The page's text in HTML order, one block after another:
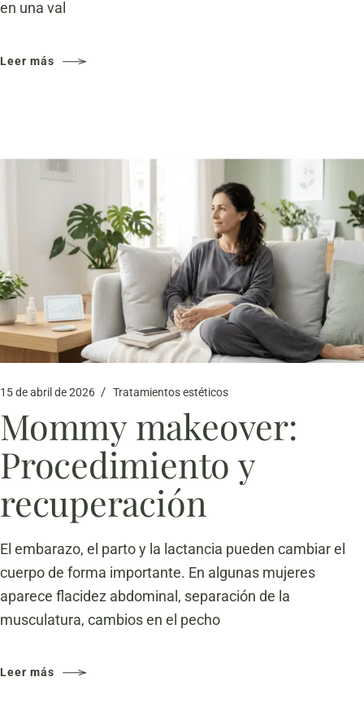
en una val
Leer más
15 de abril de 2026 Tratamientos estéticos
Mommy makeover:
Procedimiento y
recuperación
El embarazo, el parto y la lactancia pueden cambiar el
cuerpo de forma importante. En algunas mujeres
aparece flacidez abdominal, separación de la
musculatura, cambios en el pecho
Leer más